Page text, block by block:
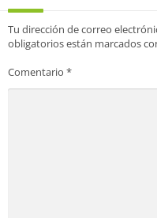
Tu dirección de correo
obligatorios están marcados
Comentario *